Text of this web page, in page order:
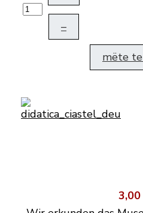
–
mëte
3,00